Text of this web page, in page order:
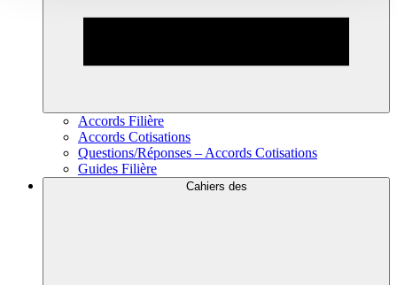
Accords Filière
Accords Cotisations
Questions/Réponses – Accords Cotisations
Guides Filière
Cahiers des